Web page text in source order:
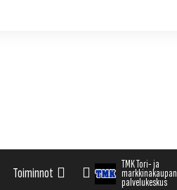
Toiminnot
TMK Tori- ja
markkinakaupan
palvelukeskus